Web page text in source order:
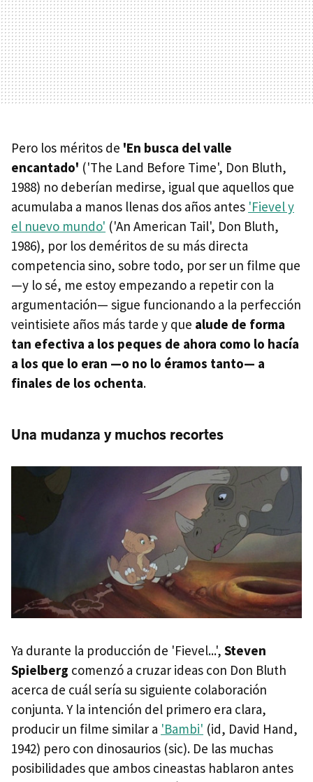
Pero los méritos de 'En busca del valle
encantado' ('The Land Before Time', Don Bluth,
1988) no deberían medirse, igual que aquellos que
acumulaba a manos llenas dos años antes 'Fievel y
el nuevo mundo' ('An American Tail', Don Bluth,
1986), por los deméritos de su más directa
competencia sino, sobre todo, por ser un filme que
—y lo sé, me estoy empezando a repetir con la
argumentación— sigue funcionando a la perfección
veintisiete años más tarde y que alude de forma
tan efectiva a los peques de ahora como lo hacía
a los que lo eran —o no lo éramos tanto— a
finales de los ochenta.
Una mudanza y muchos recortes
Ya durante la producción de 'Fievel...', Steven
Spielberg comenzó a cruzar ideas con Don Bluth
acerca de cuál sería su siguiente colaboración
conjunta. Y la intención del primero era clara,
producir un filme similar a 'Bambi' (id, David Hand,
1942) pero con dinosaurios (sic). De las muchas
posibilidades que ambos cineastas hablaron antes